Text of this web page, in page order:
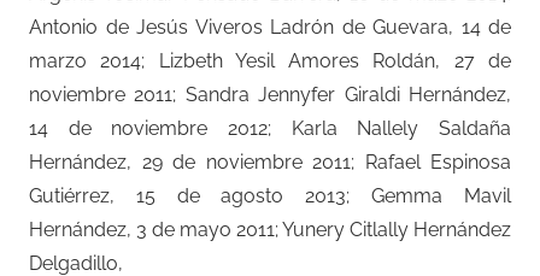
Antonio de Jesús Viveros Ladrón de Guevara, 14 de
marzo 2014; Lizbeth Yesil Amores Roldán, 27 de
noviembre 2011; Sandra Jennyfer Giraldi Hernández,
14 de noviembre 2012; Karla Nallely Saldaña
Hernández, 29 de noviembre 2011; Rafael Espinosa
Gutiérrez, 15 de agosto 2013; Gemma Mavil
Hernández, 3 de mayo 2011; Yunery Citlally Hernández
Delgadillo,